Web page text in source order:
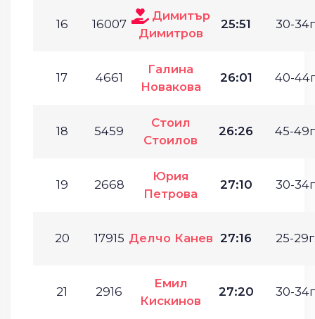
16 16007
Димитър
Димитров
25:51 30-
17 4661
Галина
Новакова
26:01 40-
18 5459
Стоил
Стоилов
26:26 45-
19 2668
Юрия
Петрова
27:10 30-
20 17915 Делчо Канев 27:16 25-
21 2916
Емил
Кискинов
27:20 30-